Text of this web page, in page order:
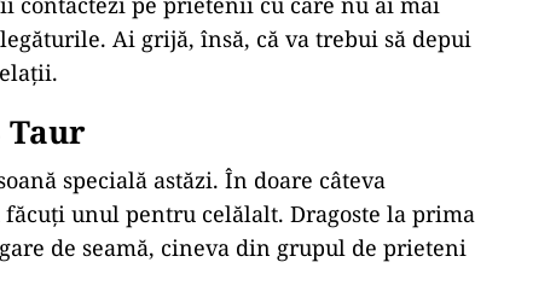
Ai grijă, însă, că va trebui să depui
Taur
specială astăzi. În doare câteva
unul pentru celălalt. Dragoste la prima
de seamă, cineva din grupul de prieteni